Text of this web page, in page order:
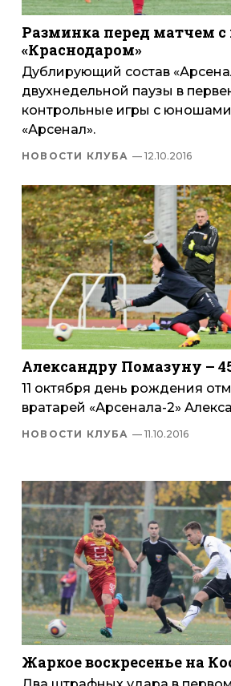
Разминка перед матчем
«Краснодаром»
Дублирующий состав
двухнедельной паузы в
контрольные игры с
«Арсенал».
НОВОСТИ КЛУБА — 12.10.2016
Александру Помазуну –
11 октября день рождения
вратарей «Арсенала-2»
НОВОСТИ КЛУБА — 11.10.2016
Жаркое воскресенье на